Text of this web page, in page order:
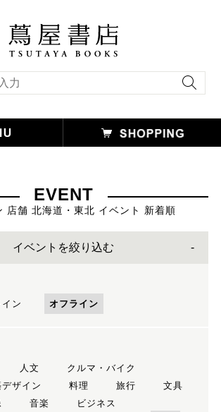
EVENT
店舗 北海道・東北 イベント 新着順
イベントを絞り込む
ン オフライン
人文
クルマ・バイク
ザイン 料理 旅行
文具
音楽
ビジネス